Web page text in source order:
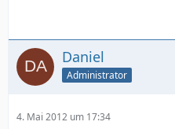
Daniel
Administrator
4. Mai 2012 um 17:34